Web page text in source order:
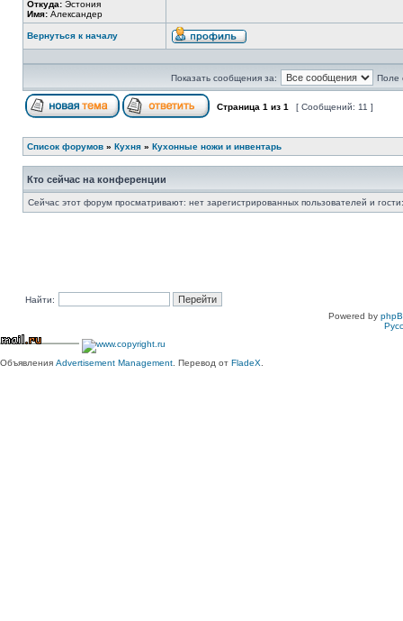
Откуда: Эстония
Имя: Александер
Вернуться к началу
Показать сообщения за: Поле
Страница 1 из 1 [ Сообщений: 11 ]
Список форумов » Кухня » Кухонные ножи и инвентарь
Кто сейчас на конференции
Сейчас этот форум просматривают: нет зарегистрированных пользователей и
Найти:
Powered by
Объявления Advertisement Management . Перевод от FladeX